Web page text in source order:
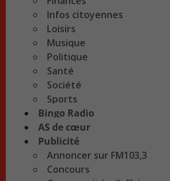
Infos citoyennes
Loisirs
Musique
Politique
Santé
Société
Sports
Bingo Radio
AS de cœur
Publicité
Annoncer sur FM103,3
Concours